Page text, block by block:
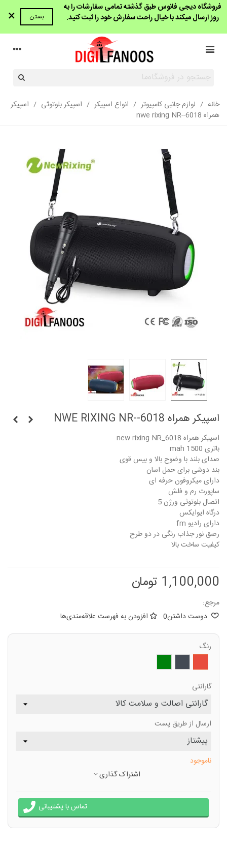
فروشگاه دیجی فانوس طبق گذشته تمامی سفارشات را به
روز ارسال میکند با خیال راحت سفارش خود را ثبت کنید.
بستن ×
خانه / لوازم جانبی کامپیوتر / انواع اسپیکر / اسپیکر بلوتوثی / اسپیکر
همراه nwe rixing NR--6018
اسپیکر همراه NWE RIXING NR--6018
اسپیکر همراه new rixing NR_6018
باتری 1500 mah
صدای بلند با وضوح بالا و بیس قوی
بند دوشی برای حمل اسان
دارای میکروفون حرفه ای
ساپورت رم و فلش
اتصال بلوتوثی ورژن 5
درگاه ایوایکس
دارای رادیو fm
رصق نور جذاب رنگی در دو طرح
کیفیت ساخت بالا
1,100,000 تومان
مرجع:
دوست داشتن0 افزودن به فهرست علاقه‌مندی‌ها
رنگ
تیره
گارانتی
ارسال از طریق پست
ناموجود
اشتراک گذاری
تماس با پشتیبانی